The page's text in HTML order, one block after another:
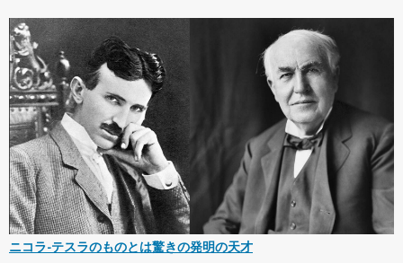
ニコラ-テスラのものとは驚きの発明の天才